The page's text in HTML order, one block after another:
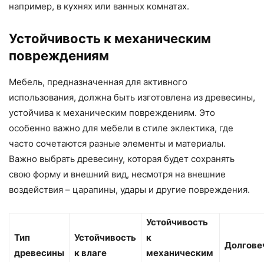
например, в кухнях или ванных комнатах.
Устойчивость к механическим
повреждениям
Мебель, предназначенная для активного
использования, должна быть изготовлена из древесины,
устойчива к механическим повреждениям. Это
особенно важно для мебели в стиле эклектика, где
часто сочетаются разные элементы и материалы.
Важно выбрать древесину, которая будет сохранять
свою форму и внешний вид, несмотря на внешние
воздействия – царапины, удары и другие повреждения.
Тип
древесины
Устойчивость
к влаге
Устойчивость
к
механическим